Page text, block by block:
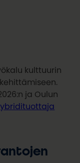
kulttuurin
ja Oulun